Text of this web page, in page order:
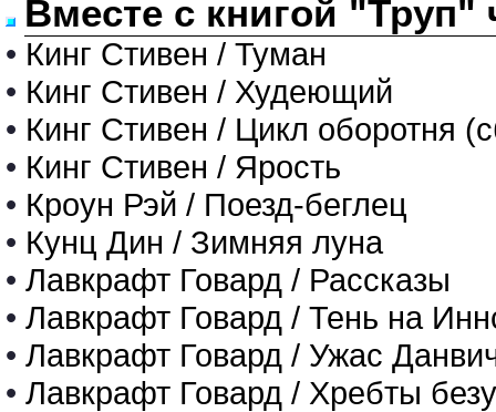
Вместе с книгой "Труп"
• Кинг Стивен / Туман
• Кинг Стивен / Худеющий
• Кинг Стивен / Цикл оборотня
• Кинг Стивен / Ярость
• Кроун Рэй / Поезд-беглец
• Кунц Дин / Зимняя луна
• Лавкрафт Говард / Рассказы
• Лавкрафт Говард / Тень на
• Лавкрафт Говард / Ужас
• Лавкрафт Говард / Хребты